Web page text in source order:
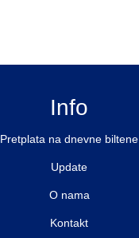
Info
Pretplata na dnevne biltene
Update
O nama
Kontakt